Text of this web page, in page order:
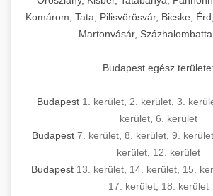
Komárom, Tata, Pilisvörösvár, Bicske,
Martonvásár,
Budapest egész területe:
Budapest 1. kerület 2. kerület 3.
kerület 6. kerület
Budapest 7. kerület, 8. kerület, 9. kerület
kerület 12. kerület
Budapest 13. kerület 14. kerület 15.
17. kerület 18. kerület